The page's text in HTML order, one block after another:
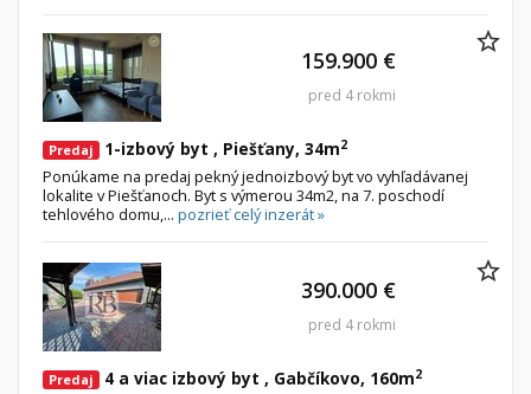
Predaj 1-izbový byt , Piešťany, 34m2
Ponúkame na predaj pekný jednoizbový byt vo vyhľadávanej
lokalite v Piešťanoch. Byt s výmerou 34m2, na 7. poschodí
tehlového domu,... pozrieť celý inzerát »
159.900 €
pred 4 rokmi
Predaj 4 a viac izbový byt , Gabčíkovo, 160m2
390.000 €
pred 4 rokmi